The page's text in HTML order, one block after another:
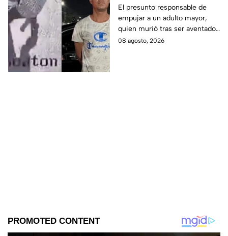
hacia un tráiler en
Monterrey
El presunto responsable de
empujar a un adulto mayor,
quien murió tras ser aventado
al paso de un tráiler en
08 agosto, 2026